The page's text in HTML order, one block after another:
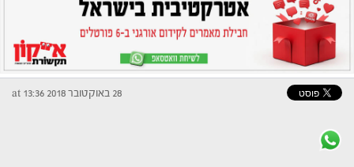
28 באוקטובר 2018 at 13:36